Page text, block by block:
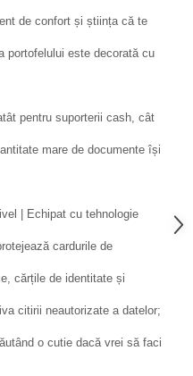
de confort și știința că te
portofelului este decorată cu
pentru suporterii cash, cât
mare de documente își
| Echipat cu tehnologie
cardurile de
cărțile de identitate și
citirii neautorizate a datelor;
o cutie dacă vrei să faci